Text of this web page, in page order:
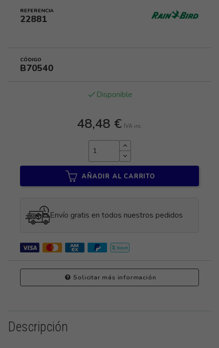
REFERENCIA
22881
CÓDIGO
B70540
done Disponible
48,48 € IVA inc.
AÑADIR AL CARRITO
Envío gratis en todos nuestros pedidos
Solicitar más información
Descripción